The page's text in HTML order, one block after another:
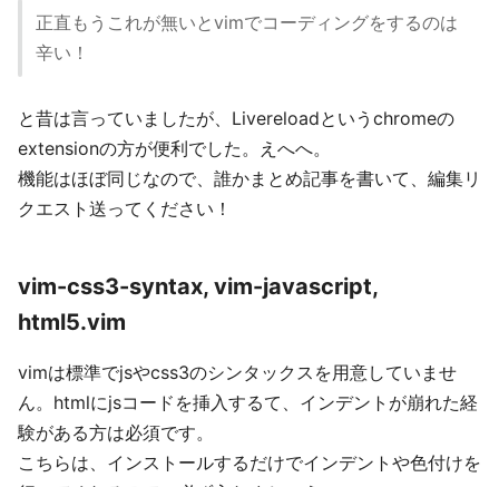
正直もうこれが無いとvimでコーディングをするのは
辛い！
と昔は言っていましたが、Livereloadというchromeの
extensionの方が便利でした。えへへ。
機能はほぼ同じなので、誰かまとめ記事を書いて、編集リ
クエスト送ってください！
vim-css3-syntax, vim-javascript,
html5.vim
vimは標準でjsやcss3のシンタックスを用意していませ
ん。htmlにjsコードを挿入するて、インデントが崩れた経
験がある方は必須です。
こちらは、インストールするだけでインデントや色付けを